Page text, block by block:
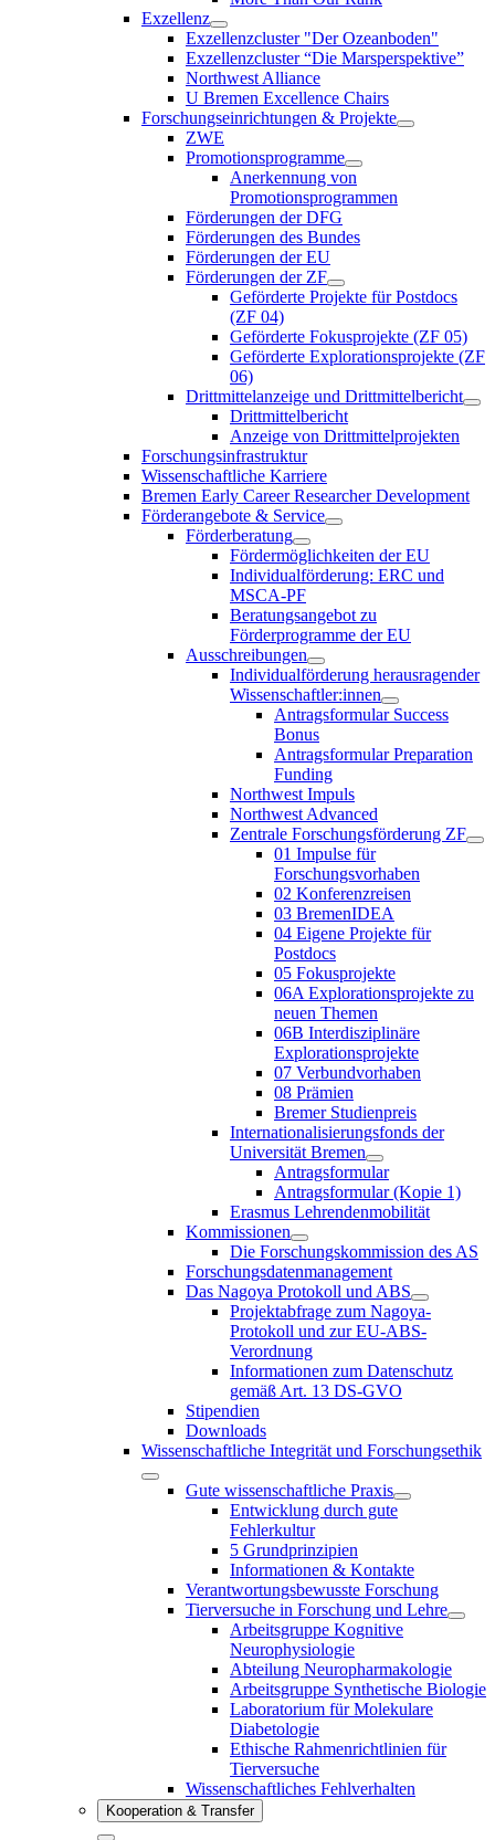
Exzellenz
Exzellenzcluster "Der Ozeanboden"
Exzellenzcluster “Die Marsperspektive”
Northwest Alliance
U Bremen Excellence Chairs
Forschungseinrichtungen & Projekte
ZWE
Promotionsprogramme
Anerkennung von
Promotionsprogrammen
Förderungen der DFG
Förderungen des Bundes
Förderungen der EU
Förderungen der ZF
Geförderte Projekte für Postdocs
(ZF 04)
Geförderte Fokusprojekte (ZF 05)
Geförderte Explorationsprojekte (ZF
06)
Drittmittelanzeige und Drittmittelbericht
Drittmittelbericht
Anzeige von Drittmittelprojekten
Forschungsinfrastruktur
Wissenschaftliche Karriere
Bremen Early Career Researcher Development
Förderangebote & Service
Förderberatung
Fördermöglichkeiten der EU
Individualförderung: ERC und
MSCA-PF
Beratungsangebot zu
Förderprogramme der EU
Ausschreibungen
Individualförderung herausragender
Wissenschaftler:innen
Antragsformular Success
Bonus
Antragsformular Preparation
Funding
Northwest Impuls
Northwest Advanced
Zentrale Forschungsförderung ZF
01 Impulse für
Forschungsvorhaben
02 Konferenzreisen
03 BremenIDEA
04 Eigene Projekte für
Postdocs
05 Fokusprojekte
06A Explorationsprojekte zu
neuen Themen
06B Interdisziplinäre
Explorationsprojekte
07 Verbundvorhaben
08 Prämien
Bremer Studienpreis
Internationalisierungsfonds der
Universität Bremen
Antragsformular
Antragsformular (Kopie 1)
Erasmus Lehrendenmobilität
Kommissionen
Die Forschungskommission des AS
Forschungsdatenmanagement
Das Nagoya Protokoll und ABS
Projektabfrage zum Nagoya-
Protokoll und zur EU-ABS-
Verordnung
Informationen zum Datenschutz
gemäß Art. 13 DS-GVO
Stipendien
Downloads
Wissenschaftliche Integrität und Forschungsethik
Gute wissenschaftliche Praxis
Entwicklung durch gute
Fehlerkultur
5 Grundprinzipien
Informationen & Kontakte
Verantwortungsbewusste Forschung
Tierversuche in Forschung und Lehre
Arbeitsgruppe Kognitive
Neurophysiologie
Abteilung Neuropharmakologie
Arbeitsgruppe Synthetische Biologie
Laboratorium für Molekulare
Diabetologie
Ethische Rahmenrichtlinien für
Tierversuche
Wissenschaftliches Fehlverhalten
Kooperation & Transfer